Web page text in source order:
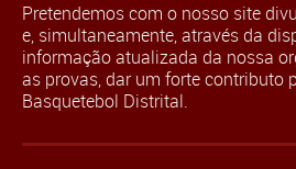
Pretendemos com o nosso site
e, simultaneamente, através da
informação atualizada da nossa
as provas, dar um forte contributo
Basquetebol Distrital.